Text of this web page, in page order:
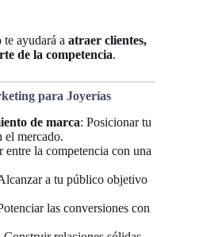
ayudará a atraer clientes,
de la competencia.
para Joyerías
de marca: Posicionar tu
el mercado.
entre la competencia con una
a tu público objetivo
las conversiones con